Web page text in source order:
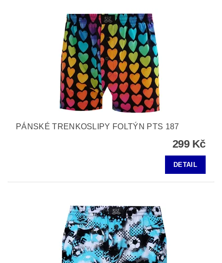
PÁNSKÉ TRENKOSLIPY FOLTÝN PTS 187
299 Kč
DETAIL